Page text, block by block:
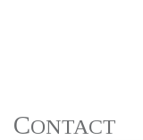
CONTACT